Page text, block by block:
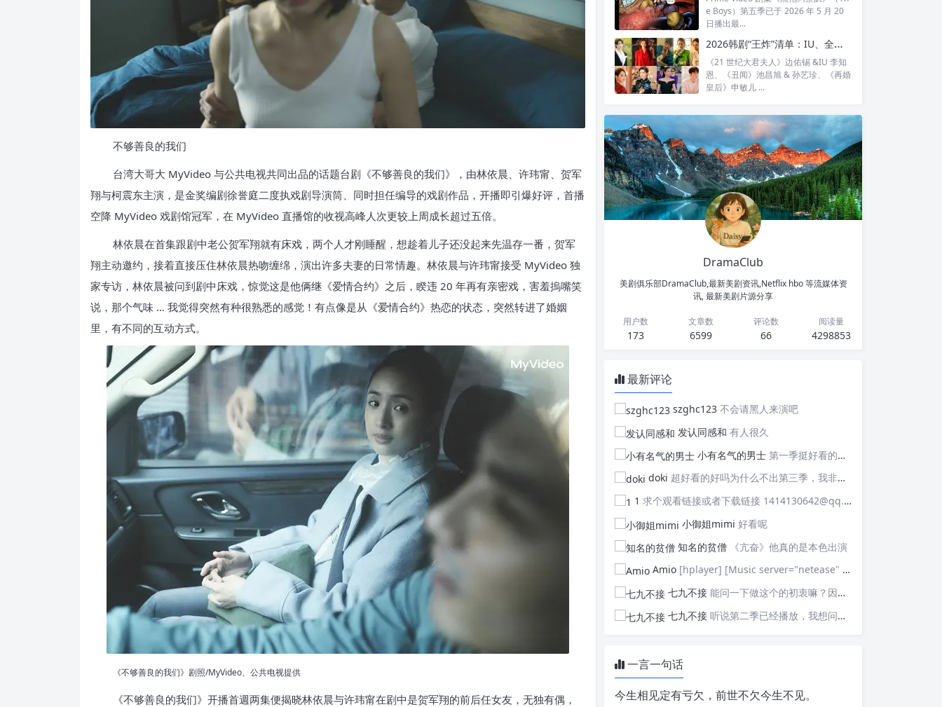
不够善良的我们
台湾大哥大 MyVideo 与公共电视共同出品的话题台剧《不够善良的我们》，由林依晨、许玮甯、贺军
翔与柯震东主演，是金奖编剧徐誉庭二度执戏剧导演筒、同时担任编导的戏剧作品，开播即引爆好评，首播
空降 MyVideo 戏剧馆冠军，在 MyVideo 直播馆的收视高峰人次更较上周成长超过五倍。
林依晨在首集跟剧中老公贺军翔就有床戏，两个人才刚睡醒，想趁着儿子还没起来先温存一番，贺军
翔主动邀约，接着直接压住林依晨热吻缠绵，演出许多夫妻的日常情趣。林依晨与许玮甯接受 MyVideo 独
家专访，林依晨被问到剧中床戏，惊觉这是他俩继《爱情合约》之后，睽违 20 年再有亲密戏，害羞摀嘴笑
说，那个气味 … 我觉得突然有种很熟悉的感觉！有点像是从《爱情合约》热恋的状态，突然转进了婚姻
里，有不同的互动方式。
《不够善良的我们》剧照/MyVideo、公共电视提供
《不够善良的我们》开播首週两集便揭晓林依晨与许玮甯在剧中是贺军翔的前后任女友，无独有偶，
e Boys）第五季已于 2026 年 5 月 20
日播出最...
2026韩剧“王炸”清单：IU、全智贤、宋慧乔领衔回归，30对神仙CP谁最让你心动？
《21 世纪大君夫人》边佑锡 &IU 李知
恩、《丑闻》池昌旭 & 孙艺珍、《再婚
皇后》申敏儿 ...
DramaClub
美剧俱乐部DramaClub,最新美剧资讯,Netflix hbo 等流媒体资
讯, 最新美剧片源分享
用户数
173
文章数
6599
评论数
66
阅读量
4298853
最新评论
szghc123 不会请黑人来演吧
发认同感和 有人很久
小有名气的男士 第一季挺好看的，天天等着更新，应该接着拍第二季，这个剧情拍个四季应该是没有问题的，期待
doki 超好看的好吗为什么不出第三季，我非常喜欢这部剧
1 求个观看链接或者下载链接 1414130642@qq.com
小御姐mimi 好看呢
知名的贫僧
《亢奋》他真的是本色出演
Amio [hplayer] [Music server="netease" id="" type=""/] [/hplayer] 试试
七九不接 能问一下做这个的初衷嘛？因为真的有被触动到
七九不接 听说第二季已经播放，我想问一下国内什么时候会播出
一言一句话
今生相见定有亏欠，前世不欠今生不见。